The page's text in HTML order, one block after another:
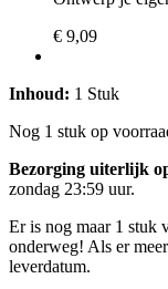
€ 9,09
Inhoud: 1 Stuk
Nog 1 stuk op
Bezorging uiterlijk
zondag 23:59 uur.
Er is nog maar 1 stuk
onderweg! Als er
leverdatum.